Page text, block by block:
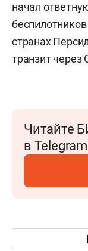
начал
странах
транзит через
Читайте
в Telegram